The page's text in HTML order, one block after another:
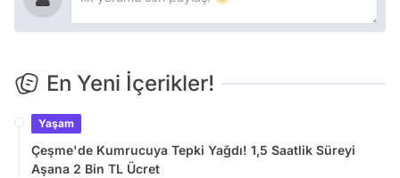
En Yeni İçerikler!
Yaşam
Çeşme'de Kumrucuya Tepki Yağdı! 1,5 Saatlik Süreyi
Aşana 2 Bin TL Ücret